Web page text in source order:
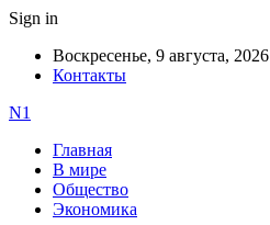
Sign in
Воскресенье, 9 августа, 2026
Контакты
N1
Главная
В мире
Общество
Экономика